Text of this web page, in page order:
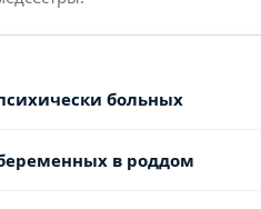
больных
в роддом